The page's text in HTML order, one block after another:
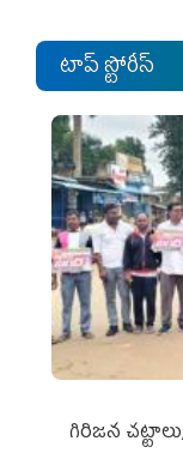
టాప్ స్టోరీస్
గిరిజన